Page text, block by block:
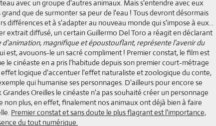
avec un groupe d'autres animaux. Mais s'entendre avec eux
que de surmonter sa peur de l'eau ! Tous devront désormais
différences et à s'adapter au nouveau monde qui s'impose à eux...
extrait diffusé, un certain Guillermo Del Toro a réagit en déclarant
d'animation, magnifique et époustouflant, représente l'avenir du
est, avouons-le un sacré compliment ! Premier constat, le film est
le cinéaste en a pris l'habitude depuis son premier court-métrage
effet logique d'accentuer l'effet naturaliste et zoologique du conte,
qui humanise ses personnages. D'ailleurs pour encore se
Oreilles le cinéaste n'a pas souhaité créer un personnage
non plus, en effet, finalement nos animaux ont déjà bien à faire
Premier constat et sans doute le plus flagrant est l'importance,
du tout numérique.